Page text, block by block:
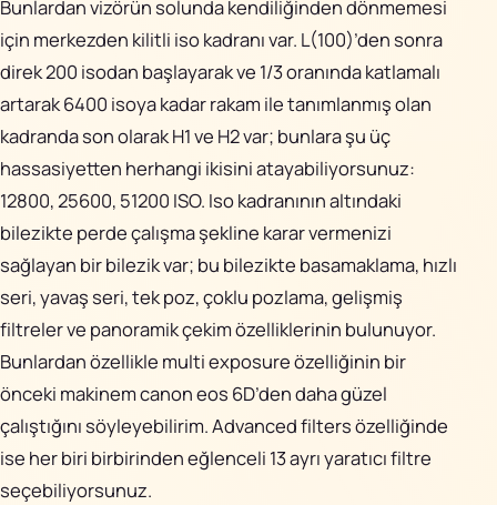
Bunlardan vizörün solunda kendiliğinden dönmemesi
için merkezden kilitli iso kadranı var. L(100)’den sonra
direk 200 isodan başlayarak ve 1/3 oranında katlamalı
artarak 6400 isoya kadar rakam ile tanımlanmış olan
kadranda son olarak H1 ve H2 var; bunlara şu üç
hassasiyetten herhangi ikisini atayabiliyorsunuz:
12800, 25600, 51200 ISO. Iso kadranının altındaki
bilezikte perde çalışma şekline karar vermenizi
sağlayan bir bilezik var; bu bilezikte basamaklama, hızlı
seri, yavaş seri, tek poz, çoklu pozlama, gelişmiş
filtreler ve panoramik çekim özelliklerinin bulunuyor.
Bunlardan özellikle multi exposure özelliğinin bir
önceki makinem canon eos 6D’den daha güzel
çalıştığını söyleyebilirim.Advanced filtersözelliğinde
ise her biri birbirinden eğlenceli 13 ayrı yaratıcı filtre
seçebiliyorsunuz.